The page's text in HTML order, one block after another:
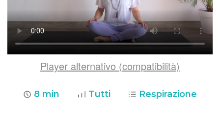
Player alternativo (compatibilità)
8 min Tutti Respirazione